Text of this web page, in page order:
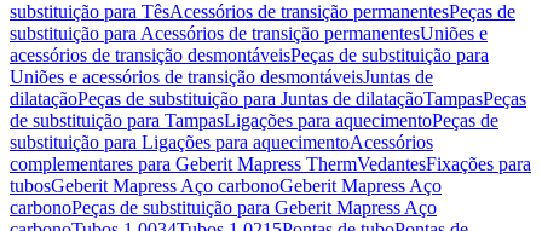
substituição para TêsAcessórios de transição permanentesPeças de
substituição para Acessórios de transição permanentesUniões e
acessórios de transição desmontáveisPeças de substituição para
Uniões e acessórios de transição desmontáveisJuntas de
dilataçãoPeças de substituição para Juntas de dilataçãoTampasPeças
de substituição para TampasLigações para aquecimentoPeças de
substituição para Ligações para aquecimentoAcessórios
complementares para Geberit Mapress ThermVedantesFixações para
tubosGeberit Mapress Aço carbonoGeberit Mapress Aço
carbonoPeças de substituição para Geberit Mapress Aço